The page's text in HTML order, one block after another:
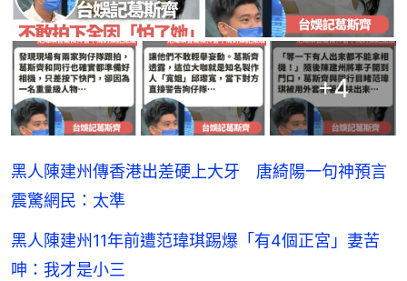
+4
黑人陳建州傳香港出差硬上大牙 唐綺陽一句神預言
震驚網民：太準
黑人陳建州11年前遭范瑋琪踢爆「有4個正宮」妻苦
呻：我才是小三